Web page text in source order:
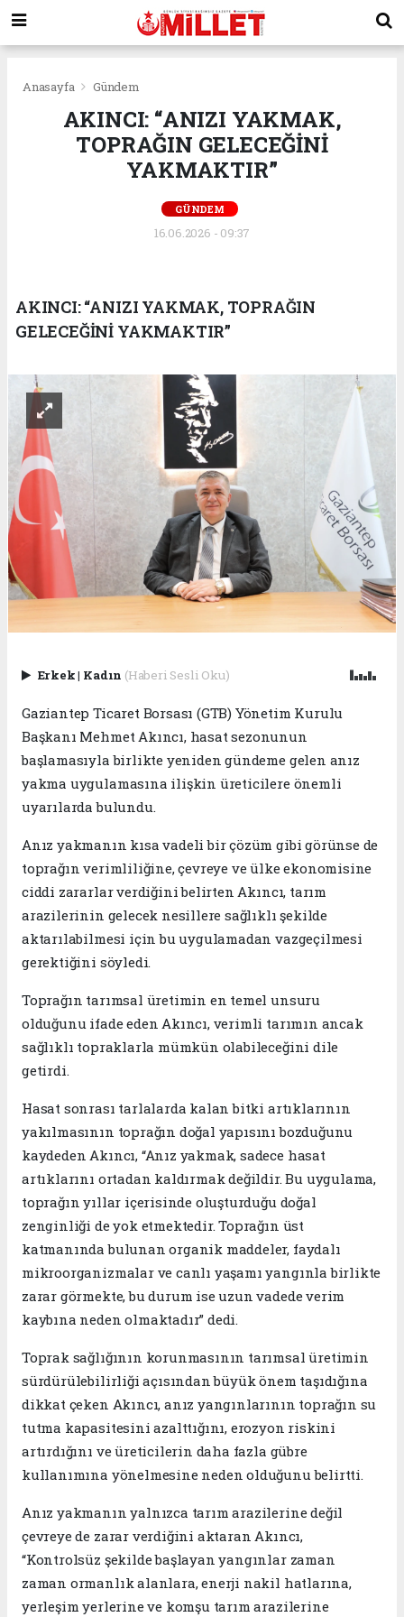
Anasayfa Gündem
AKINCI: “ANIZI YAKMAK,
TOPRAĞIN GELECEĞİNİ
YAKMAKTIR”
GÜNDEM
16.06.2026 - 09:37
AKINCI: “ANIZI YAKMAK, TOPRAĞIN
GELECEĞİNİ YAKMAKTIR”
Erkek| Kadın (Haberi Sesli Oku)
Gaziantep Ticaret Borsası (GTB) Yönetim Kurulu
Başkanı Mehmet Akıncı, hasat sezonunun
başlamasıyla birlikte yeniden gündeme gelen anız
yakma uygulamasına ilişkin üreticilere önemli
uyarılarda bulundu.
Anız yakmanın kısa vadeli bir çözüm gibi görünse de
toprağın verimliliğine, çevreye ve ülke ekonomisine
ciddi zararlar verdiğini belirten Akıncı, tarım
arazilerinin gelecek nesillere sağlıklı şekilde
aktarılabilmesi için bu uygulamadan vazgeçilmesi
gerektiğini söyledi.
Toprağın tarımsal üretimin en temel unsuru
olduğunu ifade eden Akıncı, verimli tarımın ancak
sağlıklı topraklarla mümkün olabileceğini dile
getirdi.
Hasat sonrası tarlalarda kalan bitki artıklarının
yakılmasının toprağın doğal yapısını bozduğunu
kaydeden Akıncı, “Anız yakmak, sadece hasat
artıklarını ortadan kaldırmak değildir. Bu uygulama,
toprağın yıllar içerisinde oluşturduğu doğal
zenginliği de yok etmektedir. Toprağın üst
katmanında bulunan organik maddeler, faydalı
mikroorganizmalar ve canlı yaşamı yangınla birlikte
zarar görmekte, bu durum ise uzun vadede verim
kaybına neden olmaktadır” dedi.
Toprak sağlığının korunmasının tarımsal üretimin
sürdürülebilirliği açısından büyük önem taşıdığına
dikkat çeken Akıncı, anız yangınlarının toprağın su
tutma kapasitesini azalttığını, erozyon riskini
artırdığını ve üreticilerin daha fazla gübre
kullanımına yönelmesine neden olduğunu belirtti.
Anız yakmanın yalnızca tarım arazilerine değil
çevreye de zarar verdiğini aktaran Akıncı,
“Kontrolsüz şekilde başlayan yangınlar zaman
zaman ormanlık alanlara, enerji nakil hatlarına,
yerleşim yerlerine ve komşu tarım arazilerine